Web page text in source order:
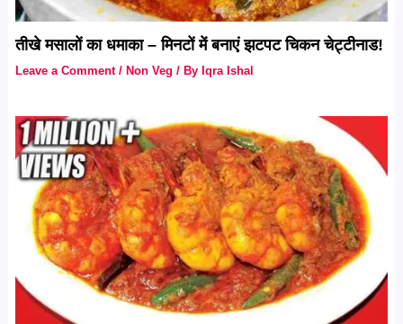
तीखे मसालों का धमाका – मिनटों में बनाएं झटपट चिकन चेट्टीनाड!
Leave a Comment / Non Veg / By Iqra Ishal